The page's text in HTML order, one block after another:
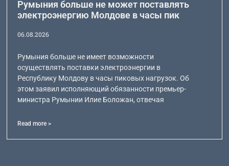
Румыния больше не может поставлять
электроэнергию Молдове в часы пик
06.08.2026
Румыния больше не имеет возможности
осуществлять поставки электроэнергии в
Республику Молдову в часы пиковых нагрузок. Об
этом заявил исполняющий обязанности премьер-
министра Румынии Илие Боложан, отвечая
Read more >